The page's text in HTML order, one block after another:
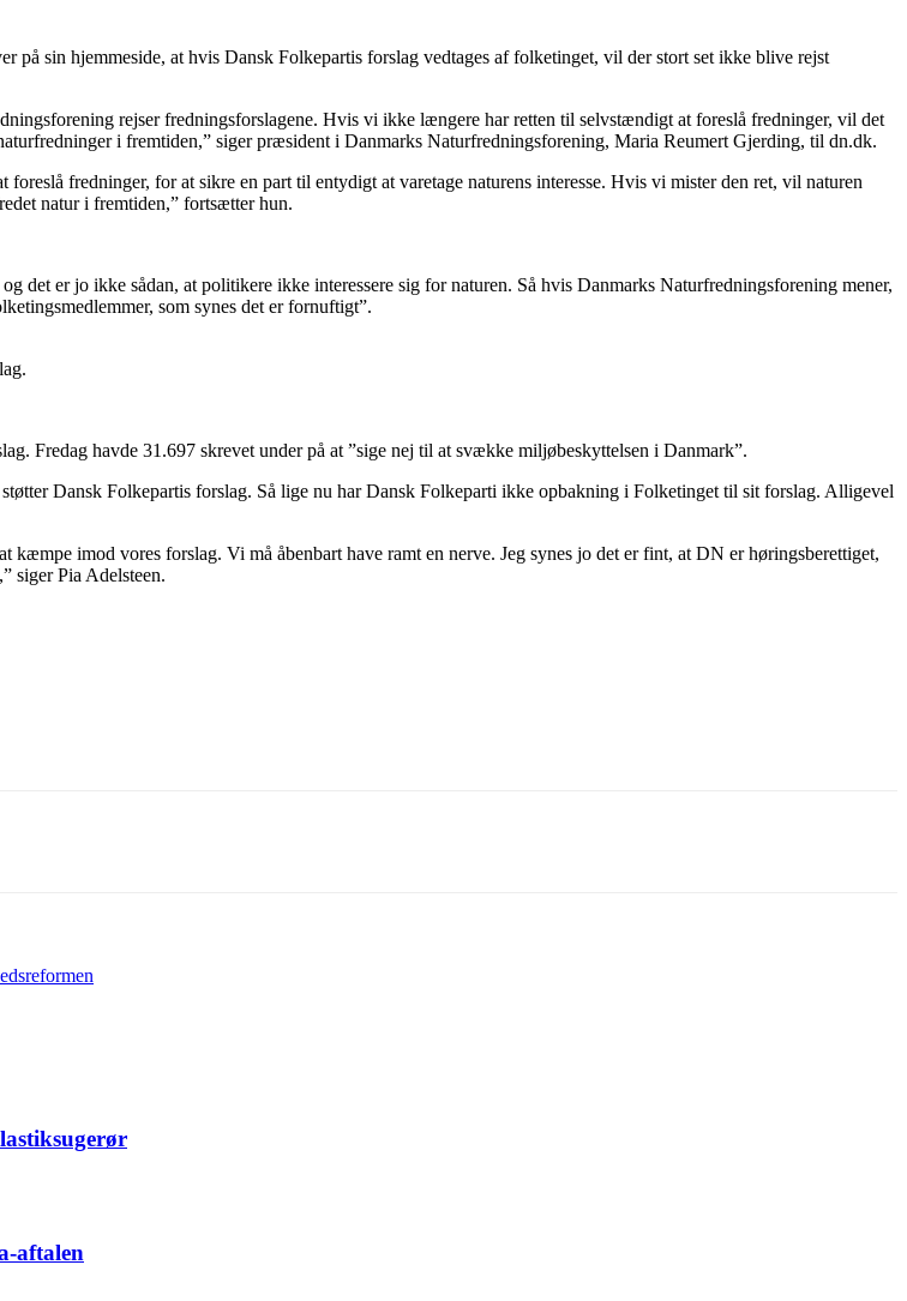
på sin hjemmeside, at hvis Dansk Folkepartis forslag vedtages af folketinget, vil der stort set ikke blive rejst
rejser fredningsforslagene. Hvis vi ikke længere har retten til selvstændigt at foreslå fredninger, vil det
i fremtiden,” siger præsident i Danmarks Naturfredningsforening, Maria Reumert Gjerding, til dn.dk.
fredninger, for at sikre en part til entydigt at varetage naturens interesse. Hvis vi mister den ret, vil naturen
natur i fremtiden,” fortsætter hun.
det er jo ikke sådan, at politikere ikke interessere sig for naturen. Så hvis Danmarks Naturfredningsforening mener,
som synes det er fornuftigt”.
Fredag havde 31.697 skrevet under på at ”sige nej til at svække miljøbeskyttelsen i Danmark”.
Dansk Folkepartis forslag. Så lige nu har Dansk Folkeparti ikke opbakning i Folketinget til sit forslag. Alligevel
imod vores forslag. Vi må åbenbart have ramt en nerve. Jeg synes jo det er fint, at DN er høringsberettiget,
siger Pia Adelsteen.
aftalen